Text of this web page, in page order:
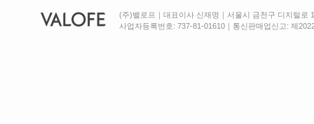
(주)밸로프｜대표이사 신재명｜서울시 금천구 디지털로
사업자등록번호: 737-81-01610｜통신판매업신고: 제